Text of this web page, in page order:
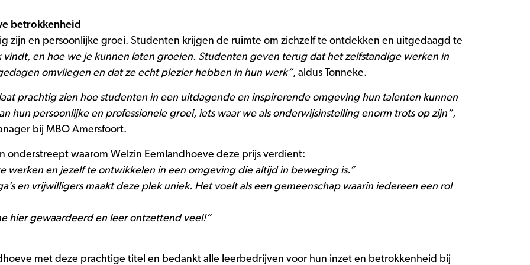
betrokkenheid
zijn en persoonlijke groei. Studenten krijgen de ruimte om zichzelf te ontdekken en uitgedaagd te
vindt, en hoe we je kunnen laten groeien. Studenten geven terug dat het zelfstandige werken in
omvliegen en dat ze echt plezier hebben in hun werk”, aldus Tonneke.
prachtig zien hoe studenten in een uitdagende en inspirerende omgeving hun talenten kunnen
hun persoonlijke en professionele groei, iets waar we als onderwijsinstelling enorm trots op zijn”,
bij MBO Amersfoort.
onderstreept waarom Welzin Eemlandhoeve deze prijs verdient:
werken en jezelf te ontwikkelen in een omgeving die altijd in beweging is.”
en vrijwilligers maakt deze plek uniek. Het voelt als een gemeenschap waarin iedereen een rol
hier gewaardeerd en leer ontzettend veel!”
met deze prachtige titel en bedankt alle leerbedrijven voor hun inzet en betrokkenheid bij